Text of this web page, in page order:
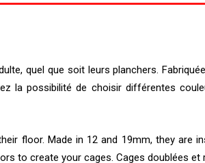
quel que soit leurs planchers.
la possibilité de choisir différentes
floor. Made in 12 and 19mm, they are
to create your cages. Cages doublées